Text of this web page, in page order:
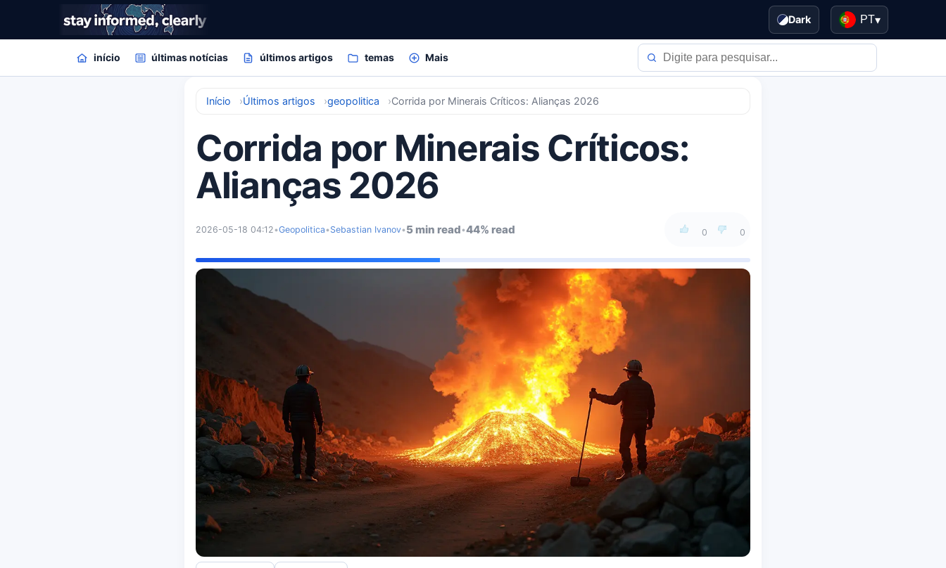
Dark PT▾
início últimas notícias últimos artigos temas Mais
Início Últimos artigos geopolitica Corrida por Minerais Críticos: Alianças 2026
Corrida por Minerais Críticos:
Alianças 2026
0 0
2026-05-18 04:12•Geopolitica•Sebastian Ivanov•5 min read•44% read